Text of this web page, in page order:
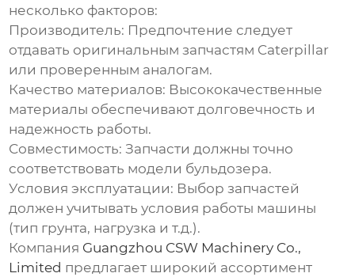
несколько факторов:
Производитель: Предпочтение следует
отдавать оригинальным запчастям Caterpillar
или проверенным аналогам.
Качество материалов: Высококачественные
материалы обеспечивают долговечность и
надежность работы.
Совместимость: Запчасти должны точно
соответствовать модели бульдозера.
Условия эксплуатации: Выбор запчастей
должен учитывать условия работы машины
(тип грунта, нагрузка и т.д.).
Компания Guangzhou CSW Machinery Co.,
Limited предлагает широкий ассортимент